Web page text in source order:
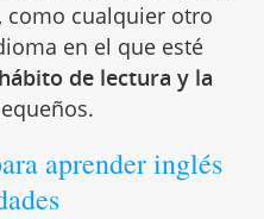
como cualquier otro
en el que esté
de lectura y la
aprender inglés